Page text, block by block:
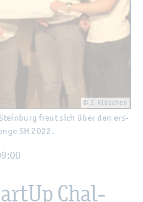
© J. Kläschen
Stein­burg freut sich über den ers­
SH 2022.
Chal­